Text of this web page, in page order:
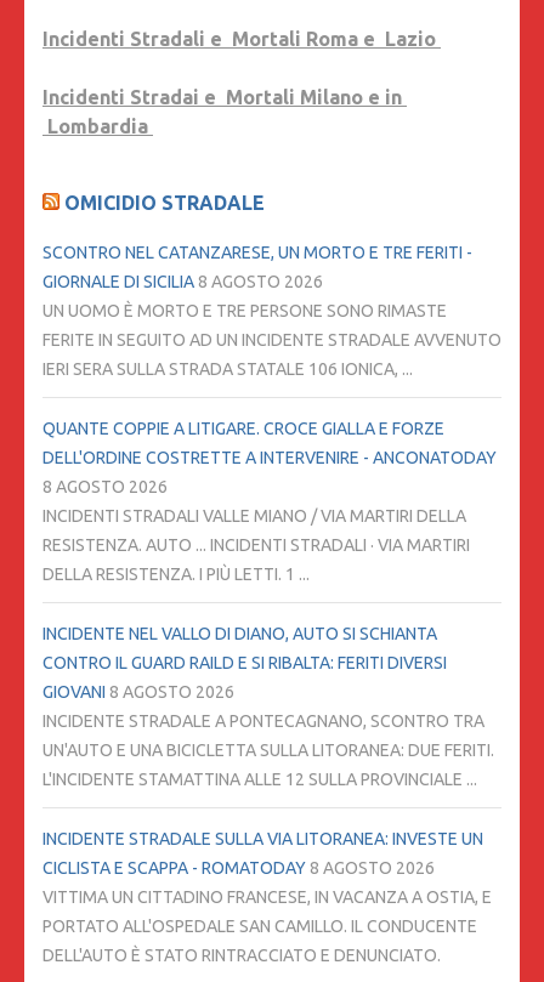
Incidenti Stradali e Mortali Roma e Lazio
Incidenti Stradai e Mortali Milano e in
Lombardia
OMICIDIO STRADALE
SCONTRO NEL CATANZARESE, UN MORTO E TRE FERITI -
GIORNALE DI SICILIA8 AGOSTO 2026
UN UOMO È MORTO E TRE PERSONE SONO RIMASTE
FERITE IN SEGUITO AD UN INCIDENTE STRADALE AVVENUTO
IERI SERA SULLA STRADA STATALE 106 IONICA, ...
QUANTE COPPIE A LITIGARE. CROCE GIALLA E FORZE
DELL'ORDINE COSTRETTE A INTERVENIRE - ANCONATODAY
8 AGOSTO 2026
INCIDENTI STRADALI VALLE MIANO / VIA MARTIRI DELLA
RESISTENZA. AUTO ... INCIDENTI STRADALI · VIA MARTIRI
DELLA RESISTENZA. I PIÙ LETTI. 1 ...
INCIDENTE NEL VALLO DI DIANO, AUTO SI SCHIANTA
CONTRO IL GUARD RAILD E SI RIBALTA: FERITI DIVERSI
GIOVANI 8 AGOSTO 2026
INCIDENTE STRADALE A PONTECAGNANO, SCONTRO TRA
UN'AUTO E UNA BICICLETTA SULLA LITORANEA: DUE FERITI.
L'INCIDENTE STAMATTINA ALLE 12 SULLA PROVINCIALE ...
INCIDENTE STRADALE SULLA VIA LITORANEA: INVESTE UN
CICLISTA E SCAPPA - ROMATODAY8 AGOSTO 2026
VITTIMA UN CITTADINO FRANCESE, IN VACANZA A OSTIA, E
PORTATO ALL'OSPEDALE SAN CAMILLO. IL CONDUCENTE
DELL'AUTO È STATO RINTRACCIATO E DENUNCIATO.